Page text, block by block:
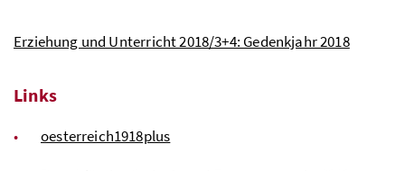
Erziehung und Unterricht 2018/3+4: Gedenkjahr 2018
Links
oesterreich1918plus